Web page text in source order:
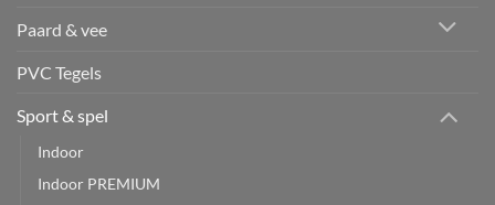
Paard & vee
PVC Tegels
Sport & spel
Indoor
Indoor PREMIUM